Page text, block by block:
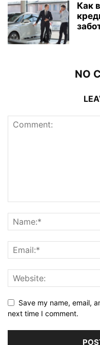
Как
NO
Save my name, email,
next time I comment.